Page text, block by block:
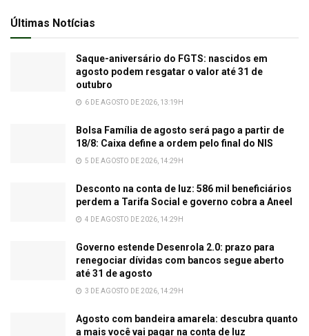
Últimas Notícias
Saque-aniversário do FGTS: nascidos em
agosto podem resgatar o valor até 31 de
outubro
6 DE AGOSTO DE 2026, 13:19H
Bolsa Família de agosto será pago a partir de
18/8: Caixa define a ordem pelo final do NIS
5 DE AGOSTO DE 2026, 14:29H
Desconto na conta de luz: 586 mil beneficiários
perdem a Tarifa Social e governo cobra a Aneel
4 DE AGOSTO DE 2026, 14:29H
Governo estende Desenrola 2.0: prazo para
renegociar dívidas com bancos segue aberto
até 31 de agosto
3 DE AGOSTO DE 2026, 14:29H
Agosto com bandeira amarela: descubra quanto
a mais você vai pagar na conta de luz